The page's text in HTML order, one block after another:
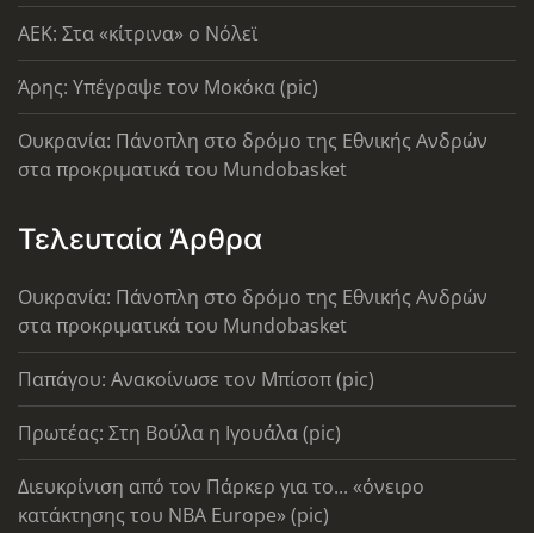
AEK: Στα «κίτρινα» ο Νόλεϊ
Άρης: Υπέγραψε τον Μοκόκα (pic)
Ουκρανία: Πάνοπλη στο δρόμο της Εθνικής Ανδρών
στα προκριματικά του Mundobasket
Τελευταία Άρθρα
Ουκρανία: Πάνοπλη στο δρόμο της Εθνικής Ανδρών
στα προκριματικά του Mundobasket
Παπάγου: Ανακοίνωσε τον Μπίσοπ (pic)
Πρωτέας: Στη Βούλα η Ιγουάλα (pic)
Διευκρίνιση από τον Πάρκερ για το... «όνειρο
κατάκτησης του ΝΒΑ Europe» (pic)